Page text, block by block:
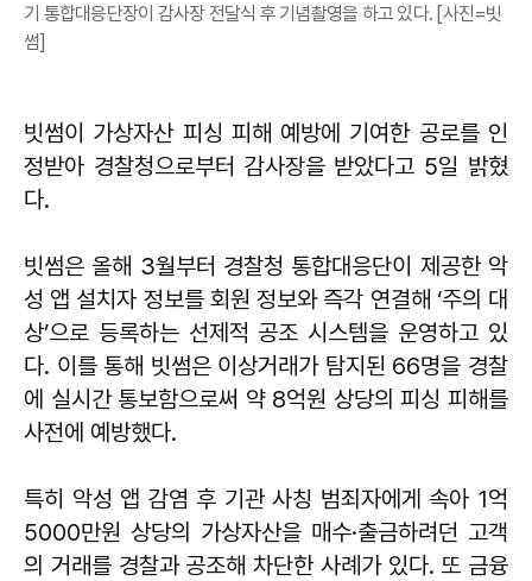
기 통합대응단장이 감사장 전달식 후 기념촬영을 하고 있다. [사진=빗
썸]
빗썸이 가상자산 피싱 피해 예방에 기여한 공로를 인
정받아 경찰청으로부터 감사장을 받았다고 5일 밝혔
다.
빗썸은 올해 3월부터 경찰청 통합대응단이 제공한 악
성 앱 설치자 정보를 회원 정보와 즉각 연결해 ‘주의 대
상’으로 등록하는 선제적 공조 시스템을 운영하고 있
다. 이를 통해 빗썸은 이상거래가 탐지된 66명을 경찰
에 실시간 통보함으로써 약 8억원 상당의 피싱 피해를
사전에 예방했다.
특히 악성 앱 감염 후 기관 사칭 범죄자에게 속아 1억
5000만원 상당의 가상자산을 매수·출금하려던 고객
의 거래를 경찰과 공조해 차단한 사례가 있다. 또 금융